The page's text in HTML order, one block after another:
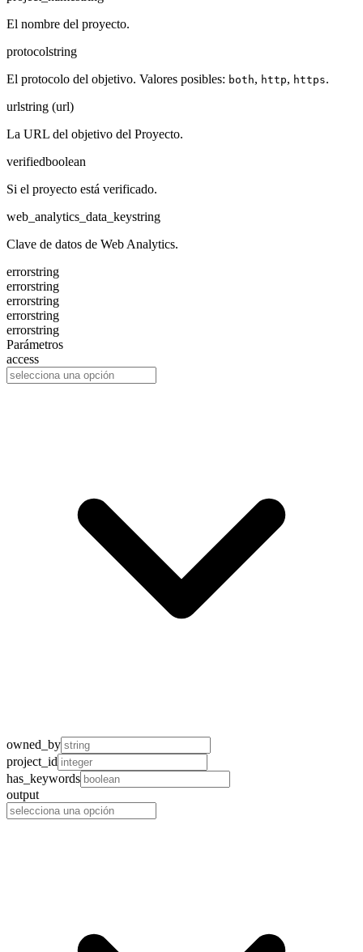
El nombre del proyecto.
protocolstring
El protocolo del objetivo. Valores posibles: both, http, https.
urlstring (url)
La URL del objetivo del Proyecto.
verifiedboolean
Si el proyecto está verificado.
web_analytics_data_keystring
Clave de datos de Web Analytics.
errorstring
errorstring
errorstring
errorstring
errorstring
Parámetros
access
owned_by
project_id
has_keywords
output